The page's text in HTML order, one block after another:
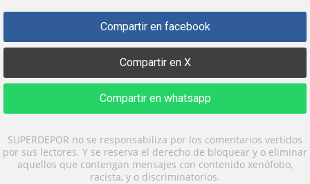
Compartir en facebook
Compartir en X
Compartir en whatsapp
SUPERDEPOR no se responsabiliza por los comentarios vertidos
por sus lectores. Y se reserva el derecho de bloquear y o eliminar
aquellos que contengan mensajes con contenido xenófobo,
racista, y o discriminatorios.